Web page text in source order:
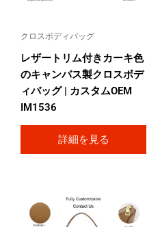
クロスボディバッグ
レザートリム付きカーキ色
のキャンバス製クロスボデ
ィバッグ | カスタムOEM
IM1536
詳細を見る